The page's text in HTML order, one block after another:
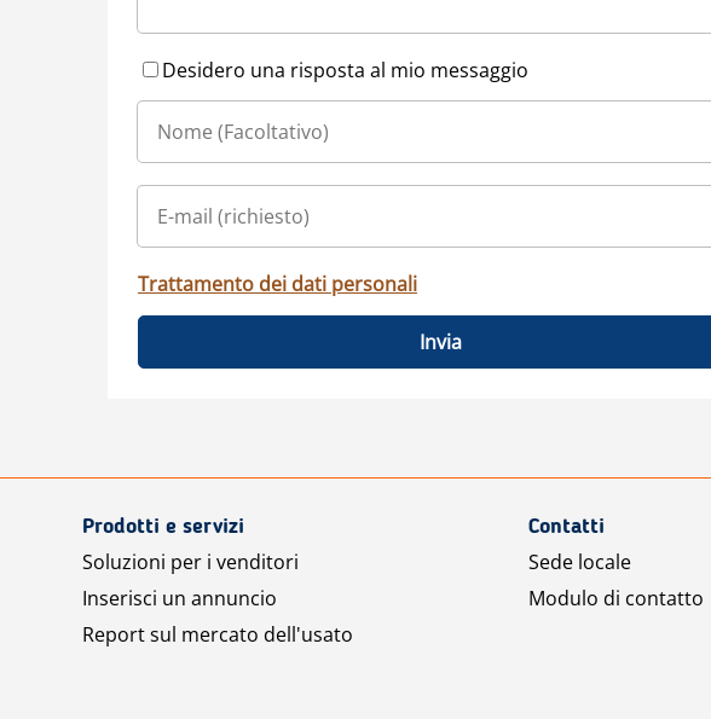
Desidero una risposta al mio messaggio
Trattamento dei dati personali
Invia
Prodotti e servizi
Soluzioni per i venditori
Inserisci un annuncio
Report sul mercato dell'usato
Contatti
Sede locale
Modulo di contatto